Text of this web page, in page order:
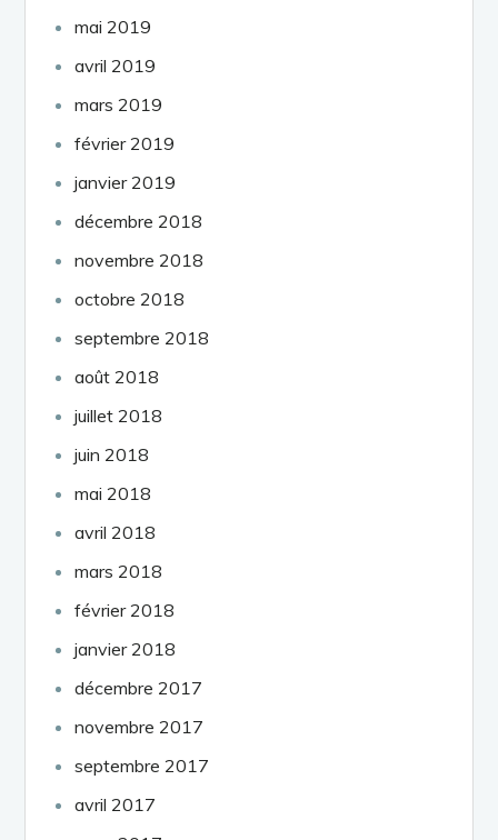
mai 2019
avril 2019
mars 2019
février 2019
janvier 2019
décembre 2018
novembre 2018
octobre 2018
septembre 2018
août 2018
juillet 2018
juin 2018
mai 2018
avril 2018
mars 2018
février 2018
janvier 2018
décembre 2017
novembre 2017
septembre 2017
avril 2017